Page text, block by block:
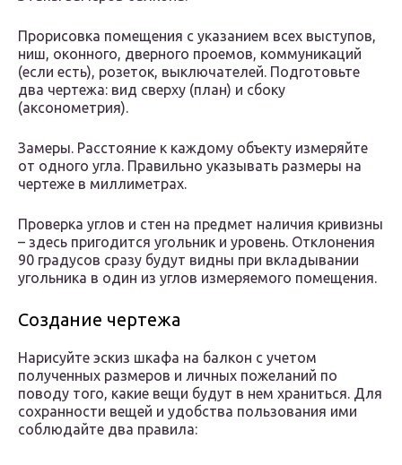
Прорисовка помещения с указанием всех выступов,
ниш, оконного, дверного проемов, коммуникаций
(если есть), розеток, выключателей. Подготовьте
два чертежа: вид сверху (план) и сбоку
(аксонометрия).
Замеры. Расстояние к каждому объекту измеряйте
от одного угла. Правильно указывать размеры на
чертеже в миллиметрах.
Проверка углов и стен на предмет наличия кривизны
– здесь пригодится угольник и уровень. Отклонения
90 градусов сразу будут видны при вкладывании
угольника в один из углов измеряемого помещения.
Создание чертежа
Нарисуйте эскиз шкафа на балкон с учетом
полученных размеров и личных пожеланий по
поводу того, какие вещи будут в нем храниться. Для
сохранности вещей и удобства пользования ими
соблюдайте два правила: